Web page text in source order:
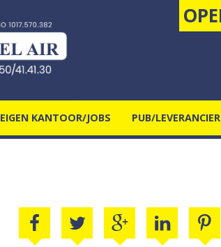
EIGEN KANTOOR/JOBS PUB/